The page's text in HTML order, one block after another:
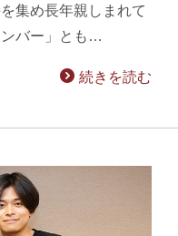
集め長年親しまれて
バー」とも…
続きを読む